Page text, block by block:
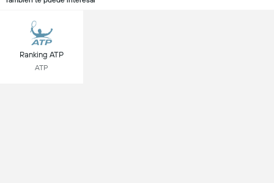
Ranking ATP
ATP